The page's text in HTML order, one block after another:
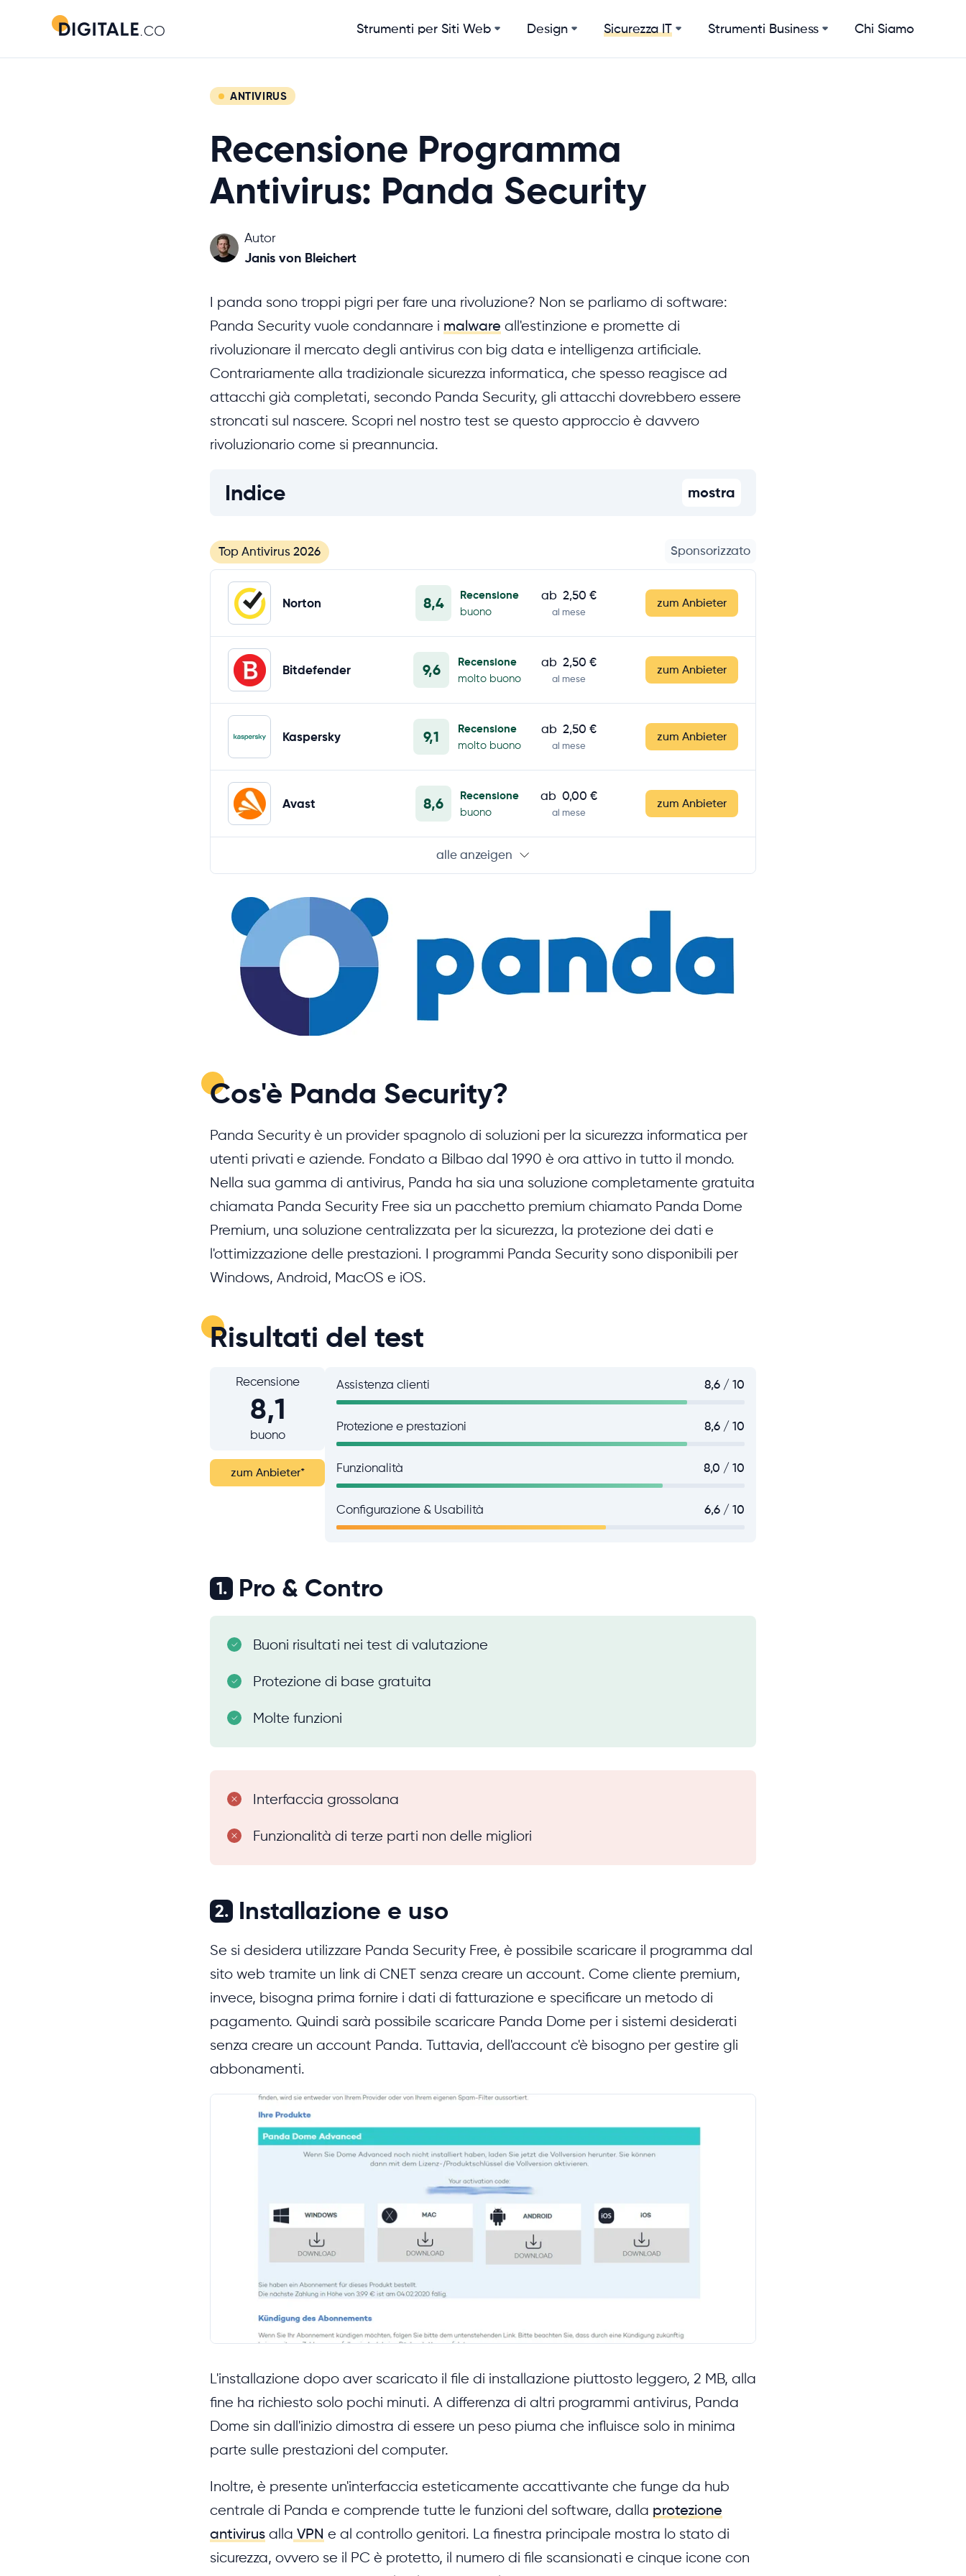
Strumenti per Siti Web Design Sicurezza IT Strumenti Business Chi Siamo
ANTIVIRUS
Recensione Programma
Antivirus: Panda Security
Autor
Janis von Bleichert
I panda sono troppi pigri per fare una rivoluzione? Non se parliamo di software:
Panda Security vuole condannare i malware all'estinzione e promette di
rivoluzionare il mercato degli antivirus con big data e intelligenza artificiale.
Contrariamente alla tradizionale sicurezza informatica, che spesso reagisce ad
attacchi già completati, secondo Panda Security, gli attacchi dovrebbero essere
stroncati sul nascere. Scopri nel nostro test se questo approccio è davvero
rivoluzionario come si preannuncia.
Indice mostra
Top Antivirus 2026 Sponsorizzato
ab 2,50 €
al mese
zum Anbieter
Norton 8,4
Recensione
buono
ab 2,50 €
al mese
zum Anbieter
Bitdefender 9,6
Recensione
molto buono
ab 2,50 €
al mese
zum Anbieter
Kaspersky 9,1
Recensione
molto buono
ab 0,00 €
al mese
zum Anbieter
Avast 8,6
Recensione
buono
alle anzeigen
Cos'è Panda Security?
Panda Security è un provider spagnolo di soluzioni per la sicurezza informatica per
utenti privati e aziende. Fondato a Bilbao dal 1990 è ora attivo in tutto il mondo.
Nella sua gamma di antivirus, Panda ha sia una soluzione completamente gratuita
chiamata Panda Security Free sia un pacchetto premium chiamato Panda Dome
Premium, una soluzione centralizzata per la sicurezza, la protezione dei dati e
l'ottimizzazione delle prestazioni. I programmi Panda Security sono disponibili per
Windows, Android, MacOS e iOS.
Risultati del test
Recensione
8,1
buono
zum Anbieter*
Assistenza clienti 8,6 / 10
Protezione e prestazioni 8,6 / 10
Funzionalità 8,0 / 10
Configurazione & Usabilità 6,6 / 10
1. Pro & Contro
Buoni risultati nei test di valutazione
Protezione di base gratuita
Molte funzioni
Interfaccia grossolana
Funzionalità di terze parti non delle migliori
2. Installazione e uso
Se si desidera utilizzare Panda Security Free, è possibile scaricare il programma dal
sito web tramite un link di CNET senza creare un account. Come cliente premium,
invece, bisogna prima fornire i dati di fatturazione e specificare un metodo di
pagamento. Quindi sarà possibile scaricare Panda Dome per i sistemi desiderati
senza creare un account Panda. Tuttavia, dell'account c'è bisogno per gestire gli
abbonamenti.
L'installazione dopo aver scaricato il file di installazione piuttosto leggero, 2 MB, alla
fine ha richiesto solo pochi minuti. A differenza di altri programmi antivirus, Panda
Dome sin dall'inizio dimostra di essere un peso piuma che influisce solo in minima
parte sulle prestazioni del computer.
Inoltre, è presente un'interfaccia esteticamente accattivante che funge da hub
centrale di Panda e comprende tutte le funzioni del software, dalla protezione
antivirus alla VPN e al controllo genitori. La finestra principale mostra lo stato di
sicurezza, ovvero se il PC è protetto, il numero di file scansionati e cinque icone con